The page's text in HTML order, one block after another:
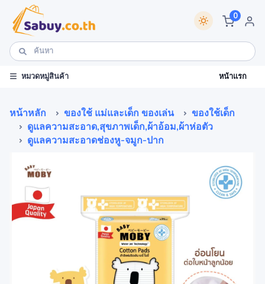
0
หมวดหมู่สินค้า หน้าแรก
หน้าหลัก ของใช้ แม่และเด็ก ของเล่น
ของใช้เด็ก
ดูแลความสะอาด,สุขภาพเด็ก,ผ้าอ้อม,ผ้าห่อตัว
ดูแลความสะอาดช่องหู-จมูก-ปาก